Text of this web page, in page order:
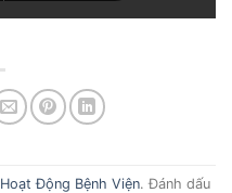
Hoạt Động Bệnh Viện. Đánh dấu